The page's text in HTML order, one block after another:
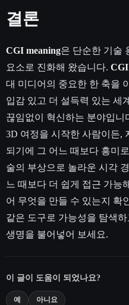
결론
CGI meaning은 단순한 기술
요소로 진화해 왔습니다. CGI
대 미디어의 중요한 한 축을
입감 있고 더 설득력 있는 세
끊임없이 혁신하는 분야입
3D 여정을 시작한 사람이든,
되기에 그 어느 때보다 흥미
술의 부상으로 놀라운 시각
느 때보다 더 쉽게 접근 가능
어 무엇을 만들 수 있는지 확
같은 도구로 가능성을 탐색
생명을 불어넣어 보세요.
이 글이 도움이 되었나요?
예 아니요